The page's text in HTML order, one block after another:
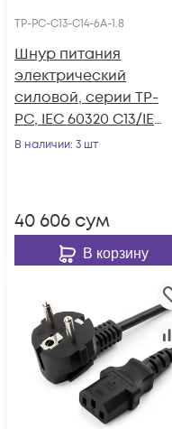
TP-PC-С13-С14-6A-1.8
Шнур питания
электрический
силовой, серии TP-
PC, IEC 60320 С13/IEC
60320 С14 прямой,
В наличии: 3 шт
40 606 сум
В корзину